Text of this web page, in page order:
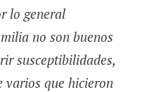
lo general
no son buenos
susceptibilidades,
varios que hicieron